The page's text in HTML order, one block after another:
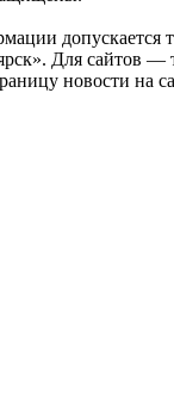
допускается
Для сайтов —
новости на